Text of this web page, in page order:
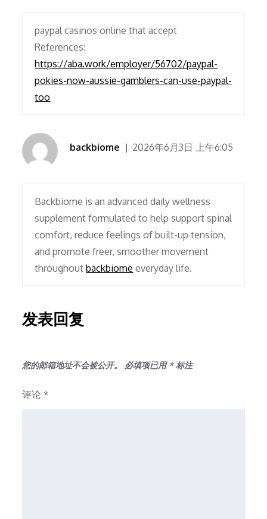
paypal casinos online that accept
References:
https://aba.work/employer/56702/paypal-
pokies-now-aussie-gamblers-can-use-paypal-
too
backbiome 2026年6月3日 上午6:05
Backbiome is an advanced daily wellness
supplement formulated to help support spinal
comfort, reduce feelings of built-up tension,
and promote freer, smoother movement
throughoutbackbiome everyday life.
发表回复
您的邮箱地址不会被公开。 必填项已用 *标注
评论 *